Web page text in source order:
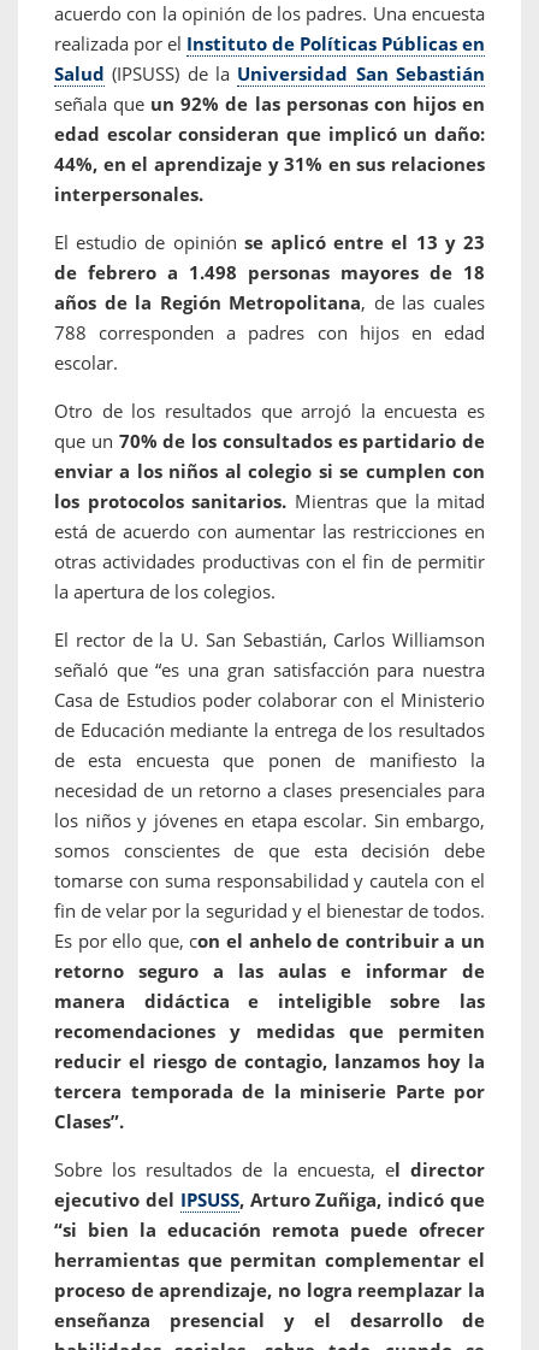
acuerdo con la opinión de los padres. Una encuesta
realizada por el Instituto de Políticas Públicas en
Salud (IPSUSS) de la Universidad San Sebastián
señala que un 92% de las personas con hijos en
edad escolar consideran que implicó un daño:
44%, en el aprendizaje y 31% en sus relaciones
interpersonales.
El estudio de opinión se aplicó entre el 13 y 23
de febrero a 1.498 personas mayores de 18
años de la Región Metropolitana, de las cuales
788 corresponden a padres con hijos en edad
escolar.
Otro de los resultados que arrojó la encuesta es
que un 70% de los consultados es partidario de
enviar a los niños al colegio si se cumplen con
los protocolos sanitarios. Mientras que la mitad
está de acuerdo con aumentar las restricciones en
otras actividades productivas con el fin de permitir
la apertura de los colegios.
El rector de la U. San Sebastián, Carlos Williamson
señaló que “es una gran satisfacción para nuestra
Casa de Estudios poder colaborar con el Ministerio
de Educación mediante la entrega de los resultados
de esta encuesta que ponen de manifiesto la
necesidad de un retorno a clases presenciales para
los niños y jóvenes en etapa escolar. Sin embargo,
somos conscientes de que esta decisión debe
tomarse con suma responsabilidad y cautela con el
fin de velar por la seguridad y el bienestar de todos.
Es por ello que, con el anhelo de contribuir a un
retorno seguro a las aulas e informar de
manera didáctica e inteligible sobre las
recomendaciones y medidas que permiten
reducir el riesgo de contagio, lanzamos hoy la
tercera temporada de la miniserie Parte por
Clases”.
Sobre los resultados de la encuesta, el director
ejecutivo del IPSUSS, Arturo Zuñiga, indicó que
“si bien la educación remota puede ofrecer
herramientas que permitan complementar el
proceso de aprendizaje, no logra reemplazar la
enseñanza presencial y el desarrollo de